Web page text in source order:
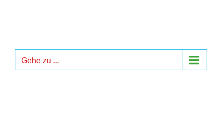
Gehe zu ...